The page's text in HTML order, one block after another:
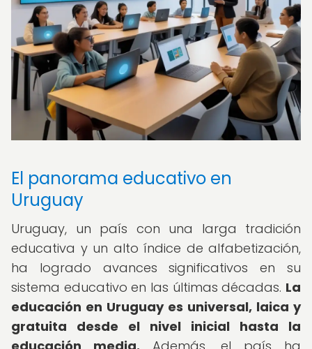
El panorama educativo en
Uruguay
Uruguay, un país con una larga tradición
educativa y un alto índice de alfabetización,
ha logrado avances significativos en su
sistema educativo en las últimas décadas. La
educación en Uruguay es universal, laica y
gratuita desde el nivel inicial hasta la